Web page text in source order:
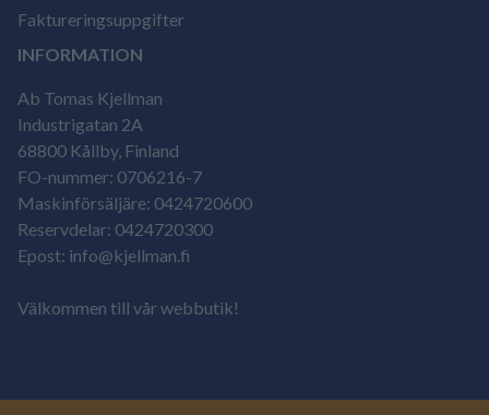
Faktureringsuppgifter
INFORMATION
Ab Tomas Kjellman
Industrigatan 2A
68800 Kållby, Finland
FO-nummer: 0706216-7
Maskinförsäljäre: 0424720600
Reservdelar: 0424720300
Epost: info@kjellman.fi
Välkommen till vår webbutik!